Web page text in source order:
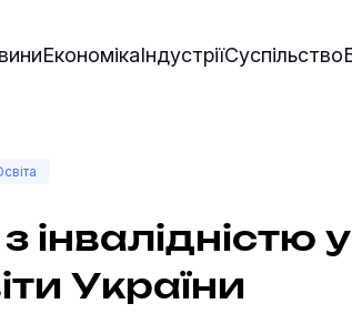
ЕкономікаІндустріїСуспільство
з інвалідністю у
України